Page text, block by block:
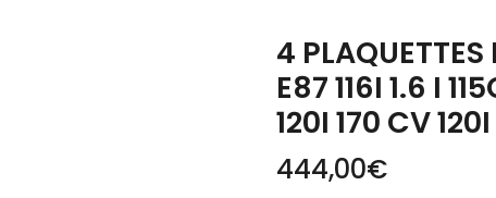
4 PLAQUETTES
E87 116I 1.6 I
120I 170 CV
444,00€
-
BMW
E87
116i
1.6